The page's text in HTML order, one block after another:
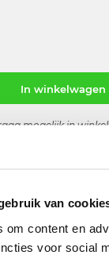
van
om content en
voor social
In winkelwagen
mogelijk in